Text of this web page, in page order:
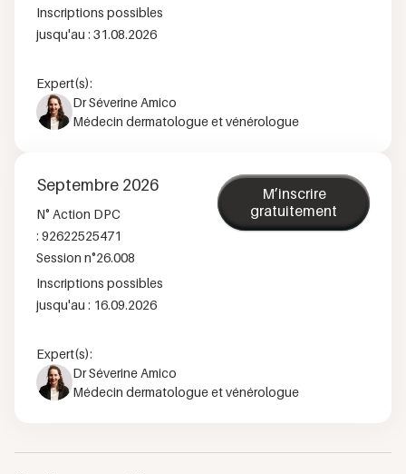
Inscriptions possibles
jusqu'au : 31.08.2026
Expert(s):
Dr Séverine Amico
Médecin dermatologue et vénérologue
Septembre 2026
N° Action DPC
: 92622525471
Session n°26.008
Inscriptions possibles
jusqu'au : 16.09.2026
M’inscrire
gratuitement
Expert(s):
Dr Séverine Amico
Médecin dermatologue et vénérologue